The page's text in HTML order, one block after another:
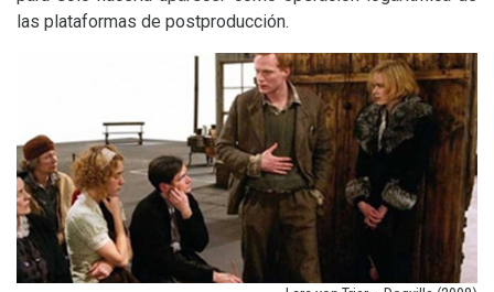
las plataformas de postproducción.